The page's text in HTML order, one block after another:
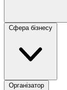
Сфера бізнесу
Організатор